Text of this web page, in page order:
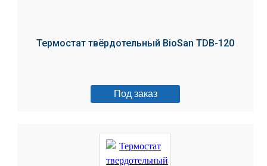
Термостат твёрдотельный BioSan TDB-120
Под заказ